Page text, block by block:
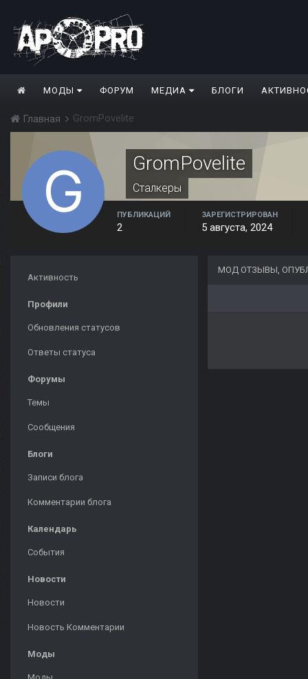
МОДЫ ФОРУМ МЕДИА БЛОГИ
Главная GromPovelite
GromPovelite
Сталкеры
ПУБЛИКАЦИЙ
2
ЗАРЕГИСТРИРОВАН
5 августа, 2024
Активность
Профили
Обновления статусов
Ответы статуса
Форумы
Темы
Сообщения
Блоги
Записи блога
Комментарии блога
Календарь
События
Новости
Новости
Новость Комментарии
Моды
МОД ОТЗЫВЫ,